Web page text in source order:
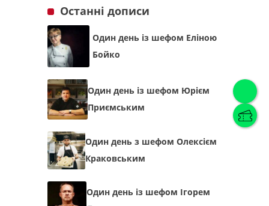
Українська(Українська)
Останні дописи
Один день із шефом Еліною
Бойко
Один день із шефом Юрієм
Приємським
Один день з шефом Олексієм
Краковським
Один день із шефом Ігорем